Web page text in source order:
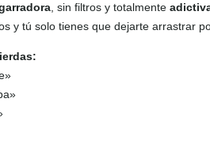
, sin filtros y totalmente
y tú solo tienes que dejarte arrastrar